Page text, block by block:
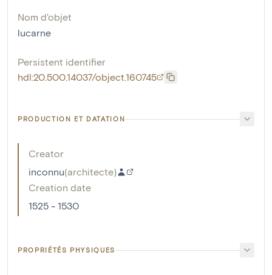
Nom d'objet
lucarne
Persistent identifier
hdl:20.500.14037/object.160745
PRODUCTION ET DATATION
Creator
inconnu(architecte)
Creation date
1525 - 1530
PROPRIÉTÉS PHYSIQUES